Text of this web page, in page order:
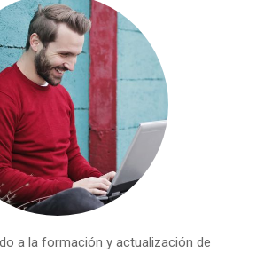
a la formación y actualización de